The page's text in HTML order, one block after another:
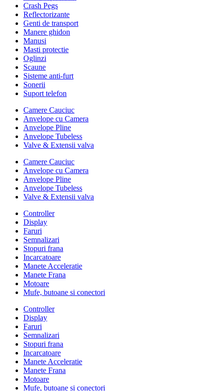
Crash Pegs
Reflectorizante
Genti de transport
Manere ghidon
Manusi
Masti protectie
Oglinzi
Scaune
Sisteme anti-furt
Sonerii
Suport telefon
Camere Cauciuc
Anvelope cu Camera
Anvelope Pline
Anvelope Tubeless
Valve & Extensii valva
Camere Cauciuc
Anvelope cu Camera
Anvelope Pline
Anvelope Tubeless
Valve & Extensii valva
Controller
Display
Faruri
Semnalizari
Stopuri frana
Incarcatoare
Manete Acceleratie
Manete Frana
Motoare
Mufe, butoane si conectori
Controller
Display
Faruri
Semnalizari
Stopuri frana
Incarcatoare
Manete Acceleratie
Manete Frana
Motoare
Mufe, butoane si conectori